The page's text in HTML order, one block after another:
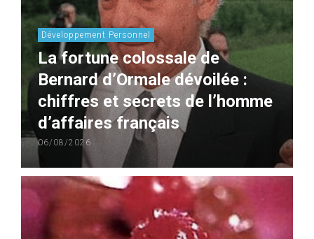
Développement Personnel
La fortune colossale de
Bernard d’Ormale dévoilée :
chiffres et secrets de l’homme
d’affaires français
06/08/2026